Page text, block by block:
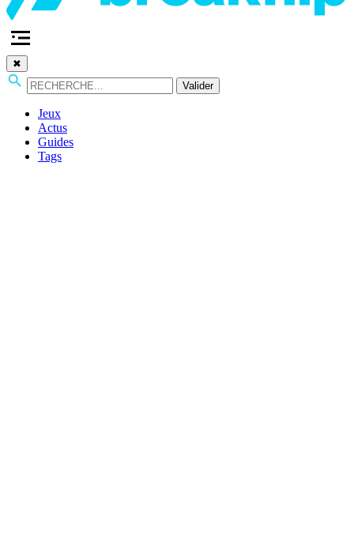
✖
Valider
Jeux
Actus
Guides
Tags